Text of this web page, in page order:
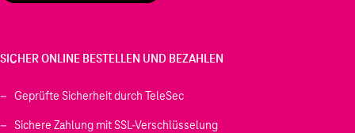
SICHER ONLINE BESTELLEN UND BEZAHLEN
Geprüfte Sicherheit durch TeleSec
Sichere Zahlung mit SSL-Verschlüsselung